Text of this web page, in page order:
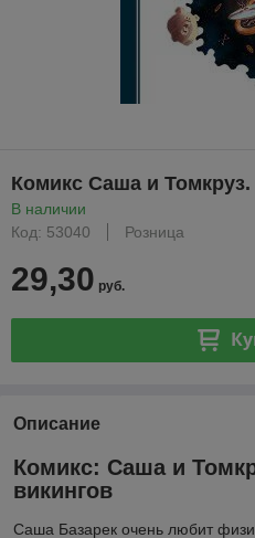
Комикс Саша и
В наличии
Код: 53040
Розница
29,30 руб.
Описание
Комикс: Саша и
викингов
Саша Базарек очень любит